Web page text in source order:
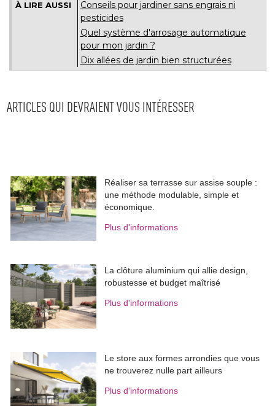
À LIRE AUSSI
Conseils pour jardiner sans engrais ni
pesticides
Quel système d'arrosage automatique
pour mon jardin ?
Dix allées de jardin bien structurées
ARTICLES QUI DEVRAIENT VOUS INTÉRESSER
Réaliser sa terrasse sur assise souple :
une méthode modulable, simple et
économique.
Plus d'informations
La clôture aluminium qui allie design,
robustesse et budget maîtrisé
Plus d'informations
Le store aux formes arrondies que vous
ne trouverez nulle part ailleurs
Plus d'informations